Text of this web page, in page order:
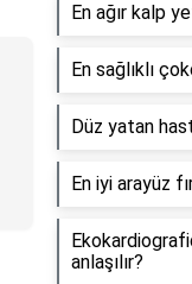
En ağır kalp
En sağlıklı
Düz yatan
En iyi arayüz
anlaşılır?